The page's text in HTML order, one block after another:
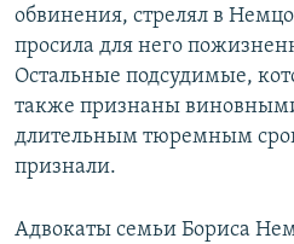
обвинения, стрелял в
просила для него
Остальные подсудимые,
также признаны
длительным тюремным
признали.
Адвокаты семьи Бориса